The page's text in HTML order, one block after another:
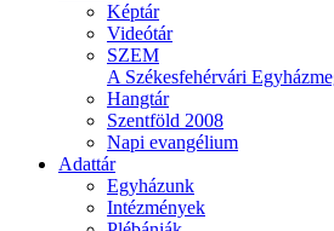
Képtár
Videótár
SZEM
A Székesfehérvári
Hangtár
Szentföld 2008
Napi evangélium
Adattár
Egyházunk
Intézmények